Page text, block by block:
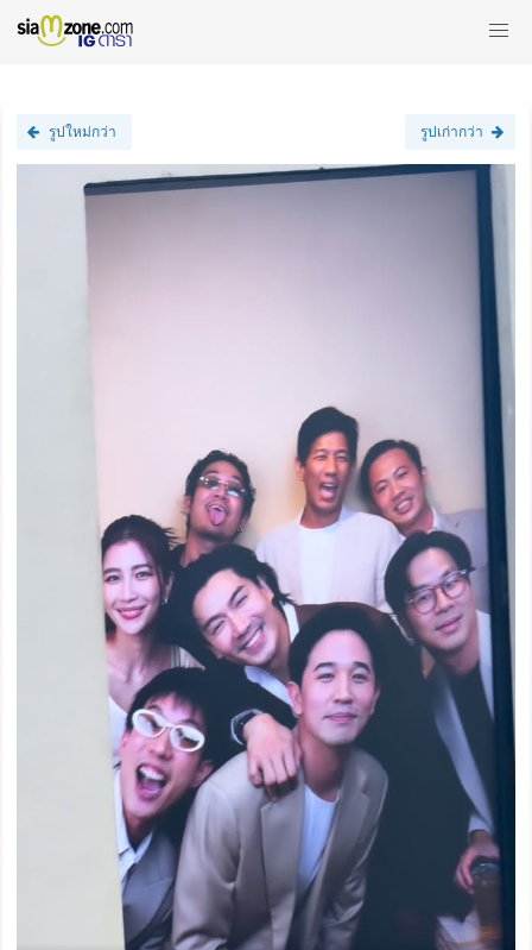
รูปใหม่กว่า รูปเก่ากว่า